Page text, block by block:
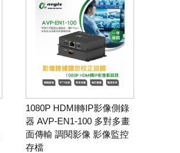
1080P HDMI轉IP影像側錄
器 AVP-EN1-100 多對多畫
面傳輸 調閱影像 影像監控
存檔